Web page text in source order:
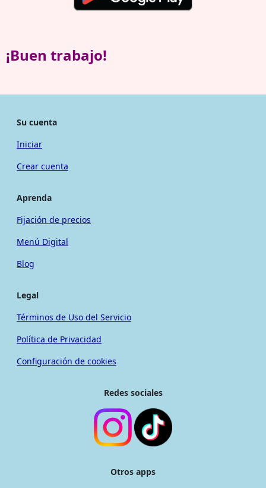
¡Buen trabajo!
Su cuenta
Iniciar
Crear cuenta
Aprenda
Fijación de precios
Menú Digital
Blog
Legal
Términos de Uso del Servicio
Política de Privacidad
Configuración de cookies
Redes sociales
Otros apps